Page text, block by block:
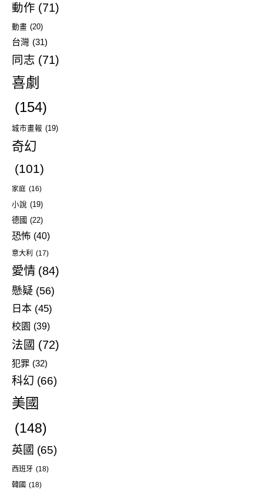
動作 (71)
動畫 (20)
台灣 (31)
同志 (71)
喜劇
(154)
城市畫報 (19)
奇幻
(101)
家庭 (16)
小說 (19)
德國 (22)
恐怖 (40)
意大利 (17)
愛情 (84)
懸疑 (56)
日本 (45)
校園 (39)
法國 (72)
犯罪 (32)
科幻 (66)
美國
(148)
英國 (65)
西班牙 (18)
韓國 (18)